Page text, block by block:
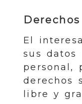
Derechos
El
sus datos
personal,
derechos
libre y